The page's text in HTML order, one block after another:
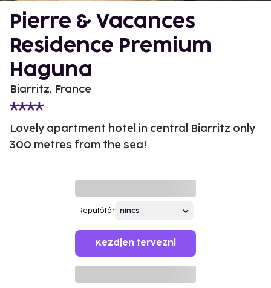
Pierre & Vacances
Residence Premium
Haguna
Biarritz, France
Lovely apartment hotel in central Biarritz only
300 metres from the sea!
Repülőtér
Kezdjen tervezni